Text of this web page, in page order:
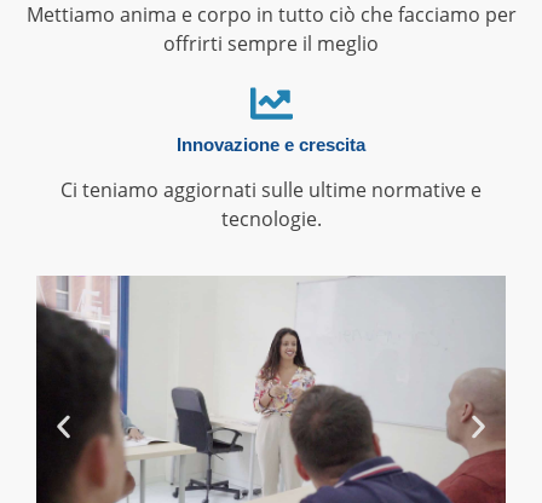
Mettiamo anima e corpo in tutto ciò che facciamo per
offrirti sempre il meglio
Innovazione e crescita
Ci teniamo aggiornati sulle ultime normative e
tecnologie.